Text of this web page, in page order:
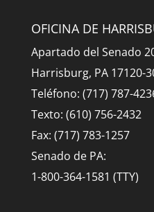
OFICINA DE
Apartado del Senado
Harrisburg, PA 17120-
Teléfono: (717) 787-
Texto: (610) 756-2432
Fax: (717) 783-1257
Senado de PA:
1-800-364-1581 (TTY)